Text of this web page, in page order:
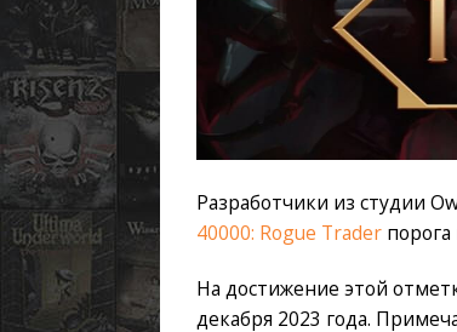
Разработчики из студии
40000: Rogue Trader
На достижение этой
декабря 2023 года.